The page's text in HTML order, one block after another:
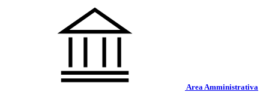
Area Amministrativa